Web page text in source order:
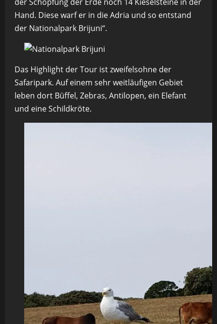
Hand. Diese warf er in die Adria und so entstand
der Nationalpark Brijuni“.
Das Highlight der Tour ist zweifelsohne der
Safaripark. Auf einem sehr weitläufigen Gebiet
leben dort Büffel, Zebras, Antilopen, ein Elefant
und eine Schildkröte.